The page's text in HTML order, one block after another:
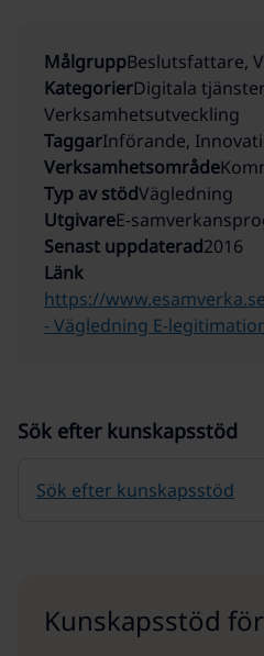
MålgruppBeslutsfattare,
KategorierDigitala
Verksamhetsutveckling
TaggarInförande,
Verksamhetsområde
Typ av stödVägledning
UtgivareE-
Senast uppdaterad2016
Länk
https://
- Vägledning E-
Sök efter kunskapsstöd
Sök efter kunskapsstöd
Kunskapsstöd